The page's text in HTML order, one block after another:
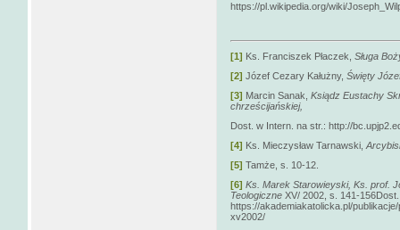
https://pl.wikipedia.org/wiki/
[1] Ks. Franciszek Płaczek, Sługa
[2] Józef Cezary Kałużny, Święty
[3] Marcin Sanak, Ksiądz Eustachy
chrześcijańskiej,
Dost. w Intern. na str.: http://
[4] Ks. Mieczysław Tarnawski,
[5] Tamże, s. 10-12.
[6] Ks. Marek Starowieyski, Ks. prof.
Teologiczne XV/ 2002, s. 141-
https://akademiakatolicka.pl/
xv2002/